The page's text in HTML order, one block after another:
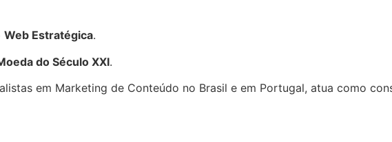
Web Estratégica.
do Século XXI.
em Marketing de Conteúdo no Brasil e em Portugal, atua como